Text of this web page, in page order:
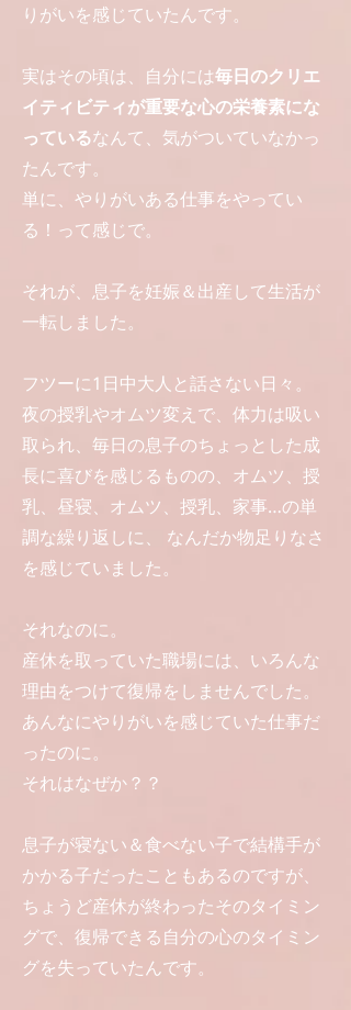
りがいを感じていたんです。
実はその頃は、自分には毎日のクリエ
イティビティが重要な心の栄養素にな
っているなんて、気がついていなかっ
たんです。
単に、やりがいある仕事をやってい
る！って感じで。
それが、息子を妊娠＆出産して生活が
一転しました。
フツーに1日中大人と話さない日々。
夜の授乳やオムツ変えで、体力は吸い
取られ、毎日の息子のちょっとした成
長に喜びを感じるものの、オムツ、授
乳、昼寝、オムツ、授乳、家事…の単
調な繰り返しに、 なんだか物足りなさ
を感じていました。
それなのに。
産休を取っていた職場には、いろんな
理由をつけて復帰をしませんでした。
あんなにやりがいを感じていた仕事だ
ったのに。
​それはなぜか？？
息子が寝ない＆食べない子で結構手が
かかる子だったこともあるのですが、
ちょうど産休が終わったそのタイミン
グで、復帰できる自分の心のタイミン
グを失っていたんです。